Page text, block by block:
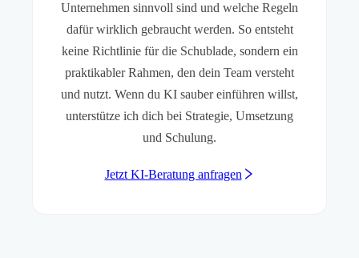
Unternehmen sinnvoll sind und welche Regeln
dafür wirklich gebraucht werden. So entsteht
keine Richtlinie für die Schublade, sondern ein
praktikabler Rahmen, den dein Team versteht
und nutzt. Wenn du KI sauber einführen willst,
unterstütze ich dich bei Strategie, Umsetzung
und Schulung.
Jetzt KI-Beratung anfragen